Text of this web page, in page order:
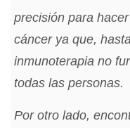
precisión para
cáncer ya que,
inmunoterapia no
todas las personas.
Por otro lado,